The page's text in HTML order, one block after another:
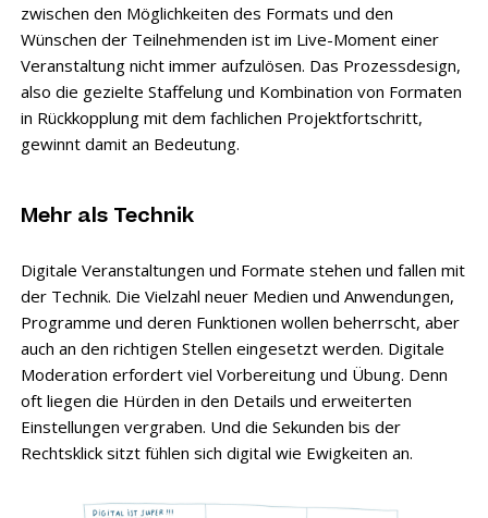
zwischen den Möglichkeiten des Formats und den
Wünschen der Teilnehmenden ist im Live-Moment einer
Veranstaltung nicht immer aufzulösen. Das Prozessdesign,
also die gezielte Staffelung und Kombination von Formaten
in Rückkopplung mit dem fachlichen Projektfortschritt,
gewinnt damit an Bedeutung.
Mehr als Technik
Digitale Veranstaltungen und Formate stehen und fallen mit
der Technik. Die Vielzahl neuer Medien und Anwendungen,
Programme und deren Funktionen wollen beherrscht, aber
auch an den richtigen Stellen eingesetzt werden. Digitale
Moderation erfordert viel Vorbereitung und Übung. Denn
oft liegen die Hürden in den Details und erweiterten
Einstellungen vergraben. Und die Sekunden bis der
Rechtsklick sitzt fühlen sich digital wie Ewigkeiten an.